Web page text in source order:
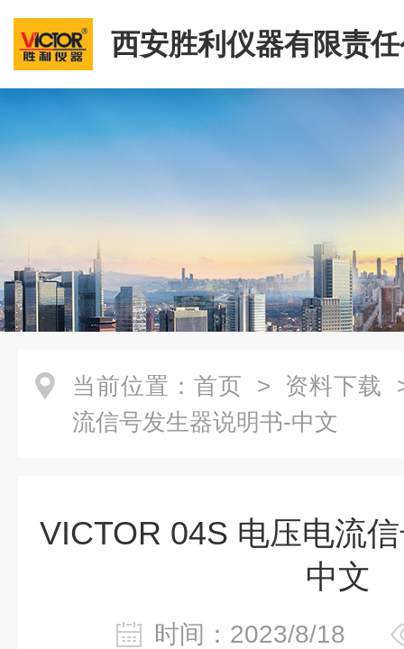
西安胜利仪器有限责
当前位置： 首页 > 资料下载
流信号发生器说明书-中文
VICTOR 04S 电压电流
中文
时间：2023/8/18